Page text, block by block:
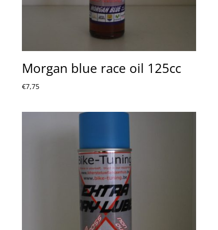
Morgan blue race oil 125cc
€7,75